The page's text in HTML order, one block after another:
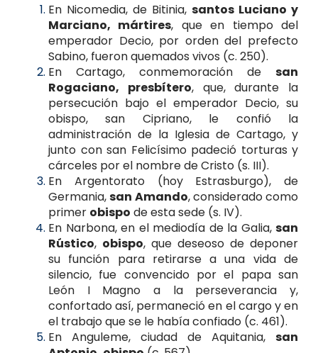
En Nicomedia, de Bitinia, santos Luciano y
Marciano, mártires, que en tiempo del
emperador Decio, por orden del prefecto
Sabino, fueron quemados vivos (c. 250).
En Cartago, conmemoración de san
Rogaciano, presbítero, que, durante la
persecución bajo el emperador Decio, su
obispo, san Cipriano, le confió la
administración de la Iglesia de Cartago, y
junto con san Felicísimo padeció torturas y
cárceles por el nombre de Cristo (s. III).
En Argentorato (hoy Estrasburgo), de
Germania,san Amando, considerado como
primer obispo de esta sede (s. IV).
En Narbona, en el mediodía de la Galia, san
Rústico, obispo, que deseoso de deponer
su función para retirarse a una vida de
silencio, fue convencido por el papa san
León I Magno a la perseverancia y,
confortado así, permaneció en el cargo y en
el trabajo que se le había confiado (c. 461).
En Anguleme, ciudad de Aquitania, san